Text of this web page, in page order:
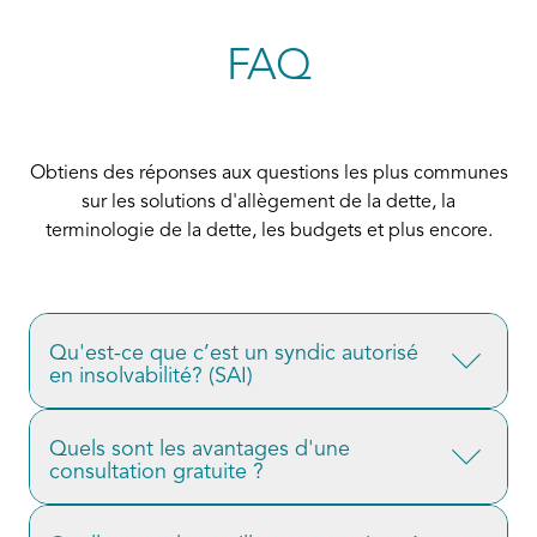
FAQ
Obtiens des réponses aux questions les plus communes
sur les solutions d'allègement de la dette, la
terminologie de la dette, les budgets et plus encore.
Qu'est-ce que c’est un syndic autorisé
en insolvabilité? (SAI)
Les ( SAI
) sont les seuls experts au Canada autorisés
à réduire ou à éliminer les dettes dans le cadre
d'une proposition de consommateur ou d'une
Quels sont les avantages d'une
consultation gratuite ?